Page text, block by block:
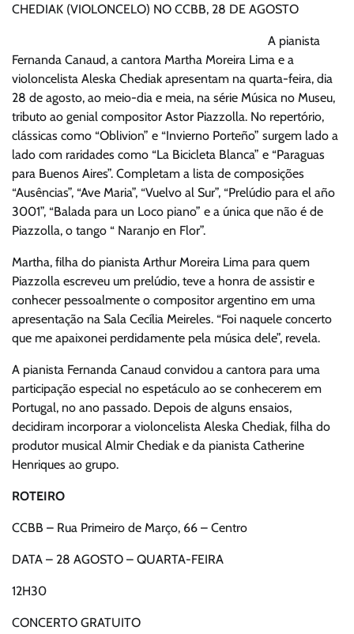
CHEDIAK (VIOLONCELO) NO CCBB, 28 DE AGOSTO
A pianista
Fernanda Canaud, a cantora Martha Moreira Lima e a
violoncelista Aleska Chediak apresentam na quarta-feira, dia
28 de agosto, ao meio-dia e meia, na série Música no Museu,
tributo ao genial compositor Astor Piazzolla. No repertório,
clássicas como “Oblivion” e “Invierno Porteño” surgem lado a
lado com raridades como “La Bicicleta Blanca” e “Paraguas
para Buenos Aires”. Completam a lista de composições
“Ausências”, “Ave Maria”, “Vuelvo al Sur”, “Prelúdio para el año
3001”, “Balada para un Loco piano” e a única que não é de
Piazzolla, o tango “ Naranjo en Flor”.
Martha, filha do pianista Arthur Moreira Lima para quem
Piazzolla escreveu um prelúdio, teve a honra de assistir e
conhecer pessoalmente o compositor argentino em uma
apresentação na Sala Cecília Meireles. “Foi naquele concerto
que me apaixonei perdidamente pela música dele”, revela.
A pianista Fernanda Canaud convidou a cantora para uma
participação especial no espetáculo ao se conhecerem em
Portugal, no ano passado. Depois de alguns ensaios,
decidiram incorporar a violoncelista Aleska Chediak, filha do
produtor musical Almir Chediak e da pianista Catherine
Henriques ao grupo.
ROTEIRO
CCBB – Rua Primeiro de Março, 66 – Centro
DATA – 28 AGOSTO – QUARTA-FEIRA
12H30
CONCERTO GRATUITO